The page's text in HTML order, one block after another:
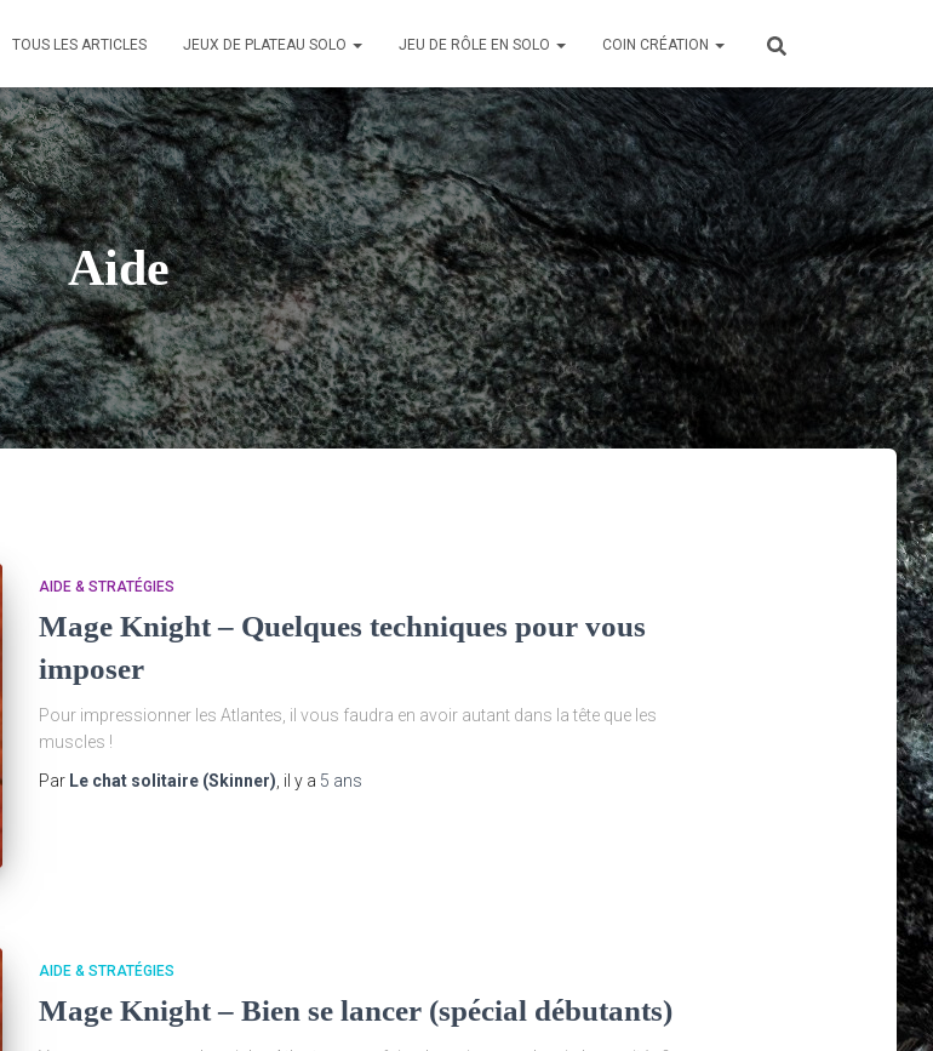
TOUS LES ARTICLES JEUX DE PLATEAU SOLO JEU DE RÔLE EN SOLO COIN CRÉATION
Aide
AIDE & STRATÉGIES
Mage Knight – Quelques techniques pour vous
imposer
Pour impressionner les Atlantes, il vous faudra en avoir autant dans la tête que les
muscles !
Par Le chat solitaire (Skinner) , il y a 5 ans
AIDE & STRATÉGIES
Mage Knight – Bien se lancer (spécial débutants)